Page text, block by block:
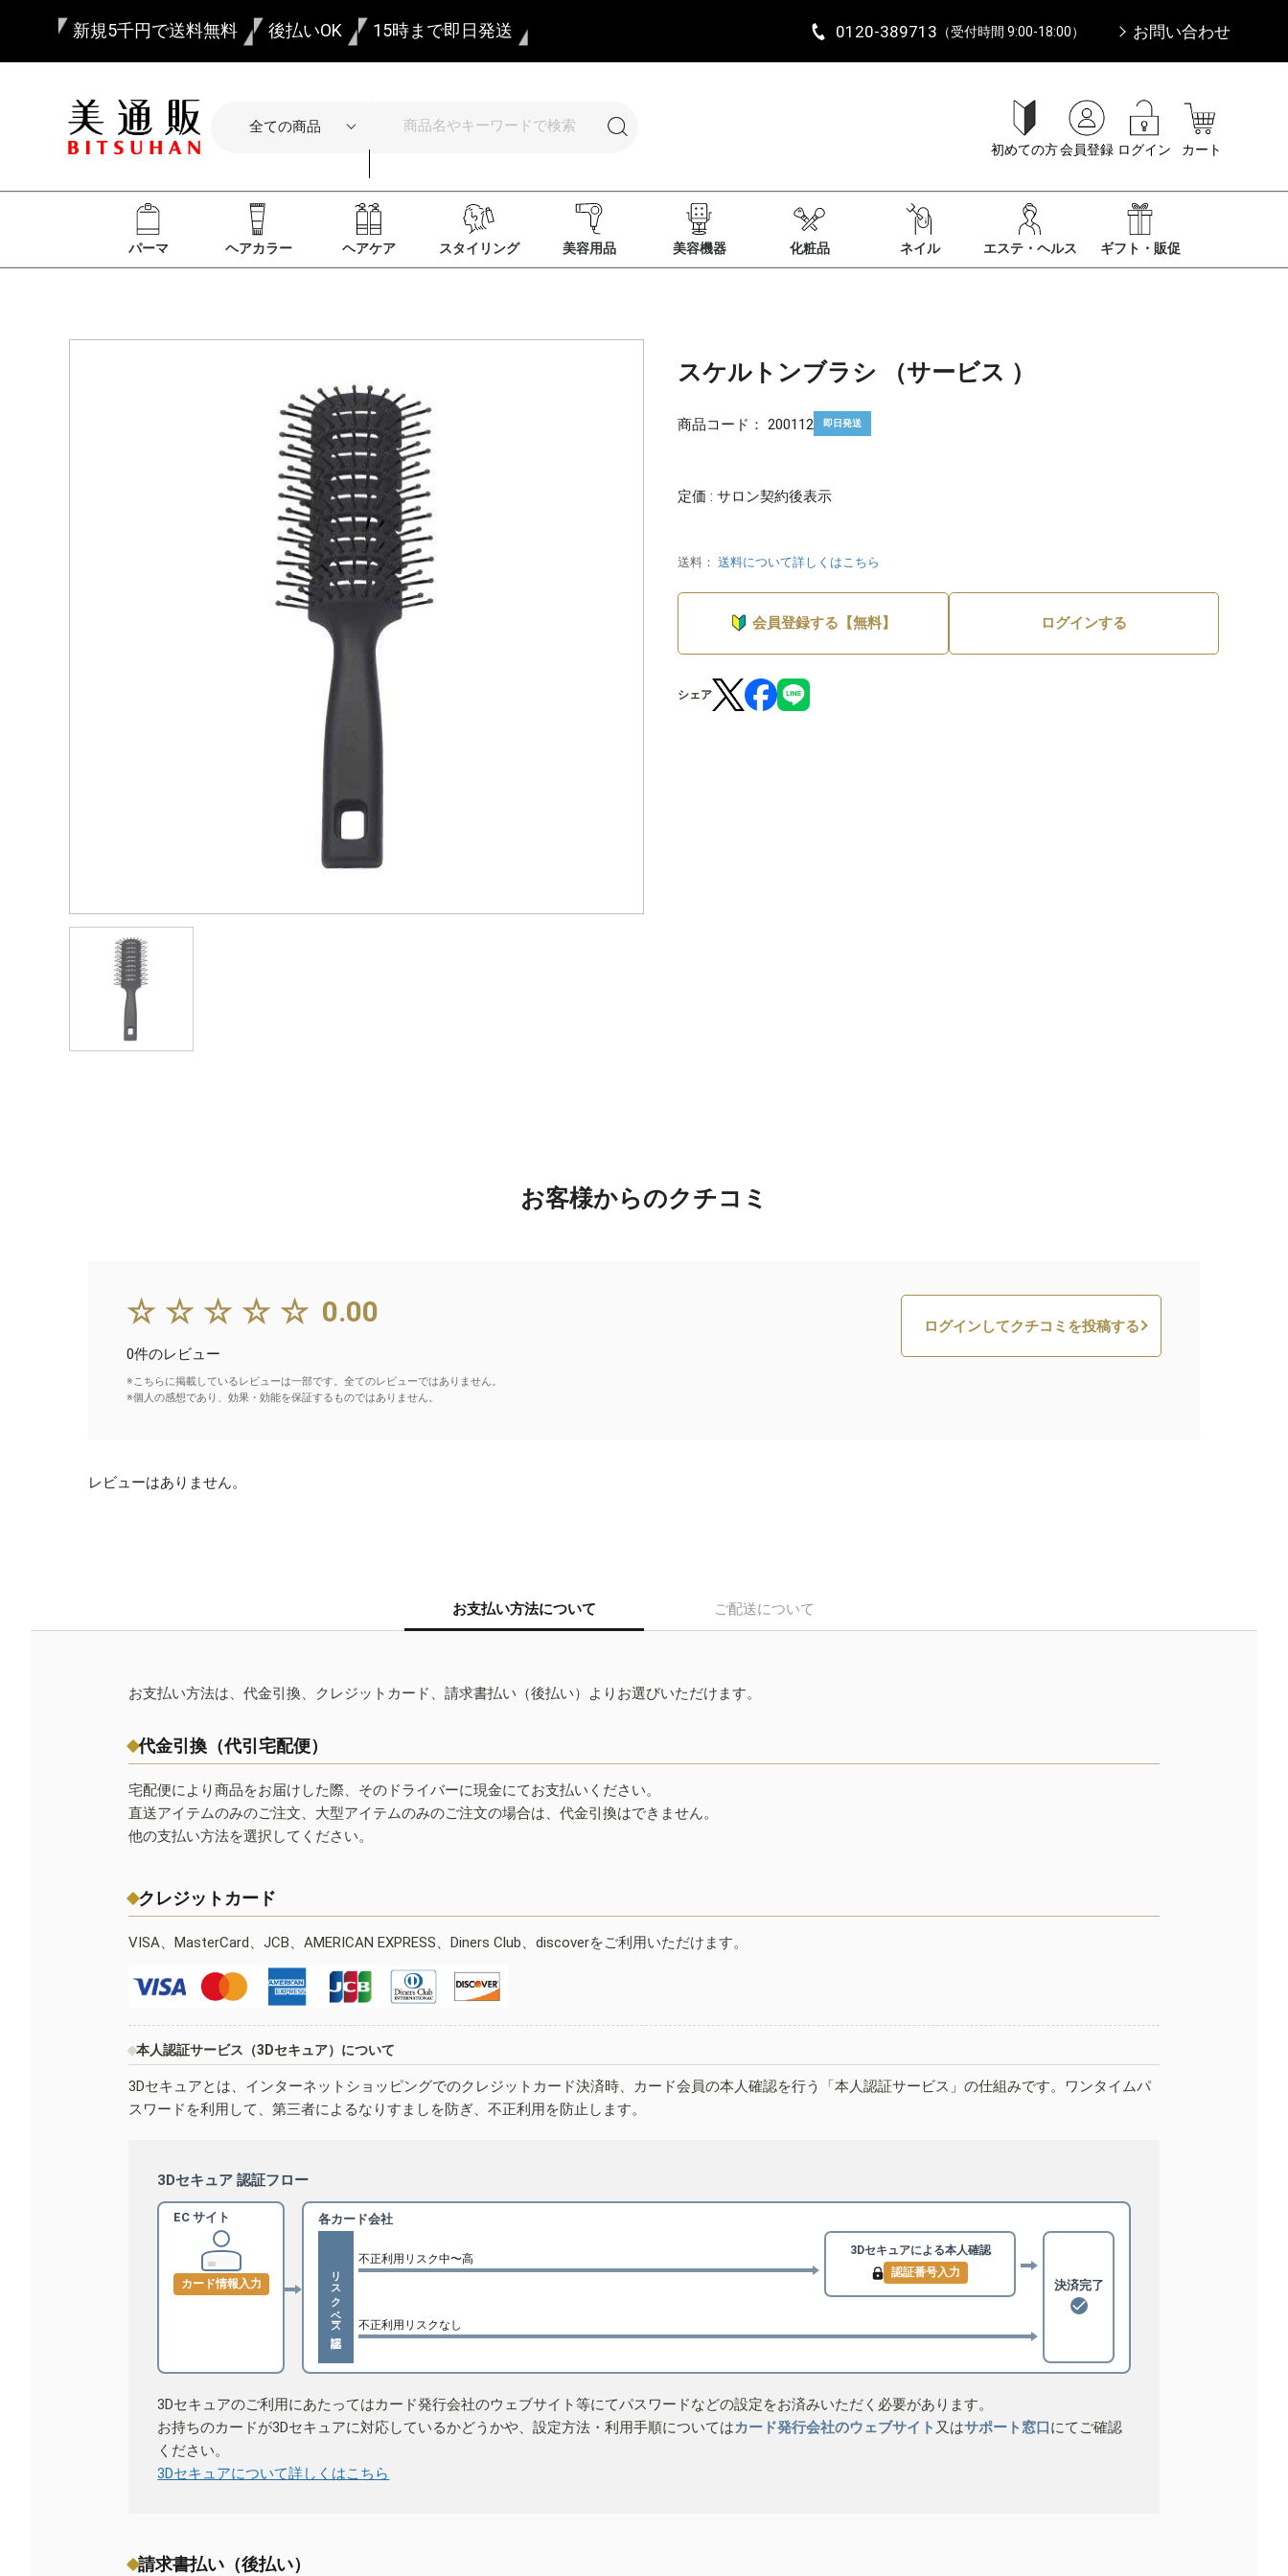
新規5千円で送料無料 後払いOK 15時まで即日発送 0120-389713 （受付時間 9:00-18:00） お問い合わせ
初めての方会員登録 ログイン カート
パーマ ヘアカラー ヘアケア スタイリング 美容用品 美容機器 化粧品 ネイル エステ・ヘルス ギフト・販促
スケルトンブラシ （サービス ）
商品コード： 200112 即日発送
定価 : サロン契約後表示
送料： 送料について詳しくはこちら
会員登録する【無料】 ログインする
シェア
お客様からのクチコミ
☆☆☆☆☆ 0.00
0件のレビュー
※こちらに掲載しているレビューは一部です。全てのレビューではありません。
※個人の感想であり、効果・効能を保証するものではありません。
ログインしてクチコミを投稿する
レビューはありません。
お支払い方法について ご配送について
お支払い方法は、代金引換、クレジットカード、請求書払い（後払い）よりお選びいただけます。
代金引換（代引宅配便）
宅配便により商品をお届けした際、そのドライバーに現金にてお支払いください。
直送アイテムのみのご注文、大型アイテムのみのご注文の場合は、代金引換はできません。
他の支払い方法を選択してください。
クレジットカード
VISA、MasterCard、JCB、AMERICAN EXPRESS、Diners Club、discoverをご利用いただけます。
本人認証サービス（3Dセキュア）について
3Dセキュアとは、インターネットショッピングでのクレジットカード決済時、カード会員の本人確認を行う「本人認証サービス」の仕組みです。ワンタイムパ
スワードを利用して、第三者によるなりすましを防ぎ、不正利用を防止します。
3Dセキュア 認証フロー
EC サイト
カード情報入力
各カード会社
リスクベース認証
不正利用リスク中〜高
3Dセキュアによる本人確認
認証番号入力
不正利用リスクなし
決済完了
3Dセキュアのご利用にあたってはカード発行会社のウェブサイト等にてパスワードなどの設定をお済みいただく必要があります。
お持ちのカードが3Dセキュアに対応しているかどうかや、設定方法・利用手順についてはカード発行会社のウェブサイト 又はサポート窓口にてご確認
ください。
3Dセキュアについて詳しくはこちら
請求書払い（後払い）